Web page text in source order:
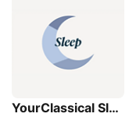
YourClassical Sleep